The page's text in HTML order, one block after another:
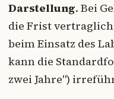
Darstellung. Bei
die Frist
beim Einsatz des
kann die
zwei Jahre")